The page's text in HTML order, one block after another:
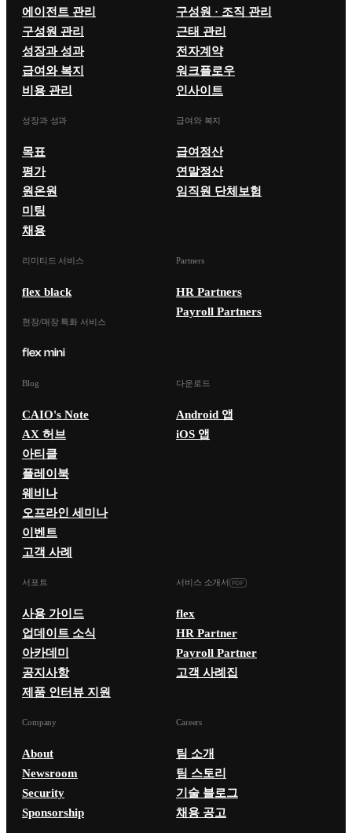
에이전트 관리
구성원 관리
성장과 성과
급여와 복지
비용 관리
구성원 · 조직 관리
근태 관리
전자계약
워크플로우
인사이트
성장과 성과
목표
평가
원온원
미팅
채용
급여와 복지
급여정산
연말정산
임직원 단체보험
리미티드 서비스
flex black
현장/매장 특화 서비스
Partners
HR Partners
Payroll Partners
Blog
CAIO's Note
AX 허브
아티클
플레이북
웨비나
오프라인 세미나
이벤트
고객 사례
다운로드
Android 앱
iOS 앱
서포트
사용 가이드
업데이트 소식
아카데미
공지사항
제품 인터뷰 지원
서비스 소개서
flex
HR Partner
Payroll Partner
고객 사례집
Company
About
Newsroom
Security
Sponsorship
Careers
팀 소개
팀 스토리
기술 블로그
채용 공고